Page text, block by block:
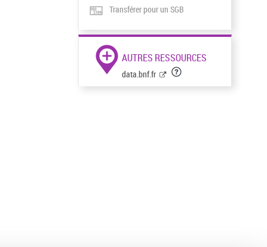
Transférer pour un SGB
AUTRES RESSOURCES
data.bnf.fr